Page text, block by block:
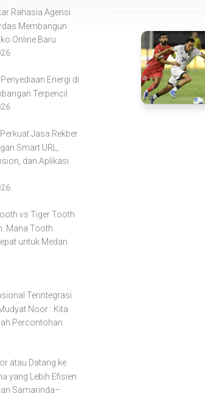
Rahasia Agensi
Membangun
Online Baru
Energi di
Terpencil
Jasa Rekber
Smart URL,
dan Aplikasi
vs Tiger Tooth
Mana Tooth
untuk Medan
Terintegrasi
Noor : Kita
Percontohan
atau Datang ke
yang Lebih Efisien
Samarinda–